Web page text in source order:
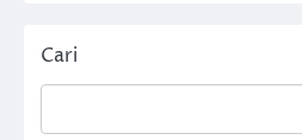
Cari